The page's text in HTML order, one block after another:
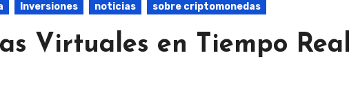
Inversiones noticias sobre criptomonedas
Virtuales en Tiempo Real